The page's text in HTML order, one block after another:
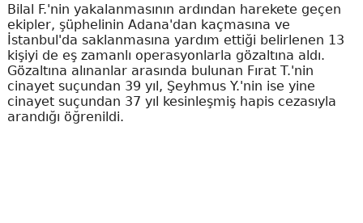
Bilal F.'nin yakalanmasının ardından harekete geçen
ekipler, şüphelinin Adana'dan kaçmasına ve
İstanbul'da saklanmasına yardım ettiği belirlenen 13
kişiyi de eş zamanlı operasyonlarla gözaltına aldı.
Gözaltına alınanlar arasında bulunan Fırat T.'nin
cinayet suçundan 39 yıl, Şeyhmus Y.'nin ise yine
cinayet suçundan 37 yıl kesinleşmiş hapis cezasıyla
arandığı öğrenildi.